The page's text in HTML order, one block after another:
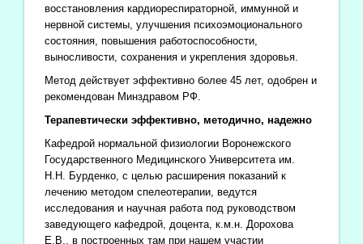
восстановления кардиореспираторной, иммунной и
нервной системы, улучшения психоэмоционального
состояния, повышения работоспособности,
выносливости, сохранения и укрепления здоровья.
Метод действует эффективно более 45 лет, одобрен и
рекомендован Минздравом РФ.
Терапевтически эффективно, методично, надежно
Кафедрой нормальной физиологии Воронежского
Государственного Медицинского Университета им.
Н.Н. Бурденко, с целью расширения показаний к
лечению методом спелеотерапии, ведутся
исследования и научная работа под руководством
заведующего кафедрой, доцента, к.м.н. Дорохова
Е.В., в построенных там при нашем участии